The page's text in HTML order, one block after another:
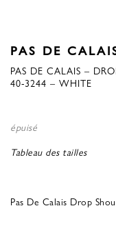
PAS DE
PAS DE CALAIS –
40-3244 – WHITE
épuisé
Tableau des tailles
Pas De Calais Drop